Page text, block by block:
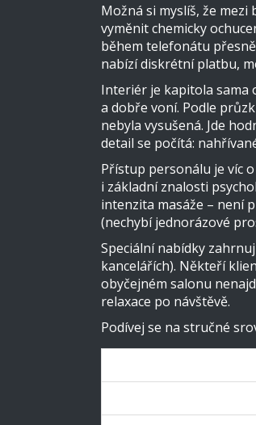
Možná si myslíš, že
vyměnit chemicky
během telefonátu
nabízí diskrétní platbu,
Interiér je kapitola sama
a dobře voní. Podle
nebyla vysušená. Jde
detail se počítá:
Přístup personálu je víc
i základní znalosti
intenzita masáže – není
(nechybí jednorázové
Speciální nabídky
kancelářích). Někteří
obyčejném salonu
relaxace po návštěvě.
Podívej se na stručné